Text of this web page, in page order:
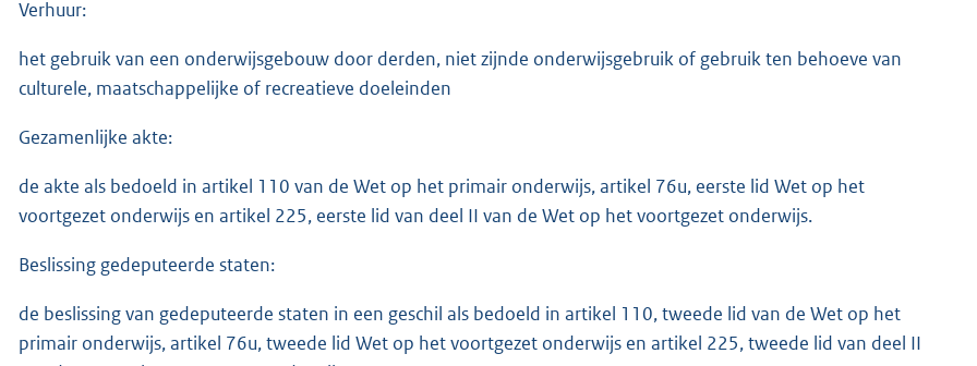
Verhuur:
het gebruik van een onderwijsgebouw door derden, niet zijnde onderwijsgebruik of gebruik ten behoeve van
culturele, maatschappelijke of recreatieve doeleinden
Gezamenlijke akte:
de akte als bedoeld in artikel 110 van de Wet op het primair onderwijs, artikel 76u, eerste lid Wet op het
voortgezet onderwijs en artikel 225, eerste lid van deel II van de Wet op het voortgezet onderwijs.
Beslissing gedeputeerde staten:
de beslissing van gedeputeerde staten in een geschil als bedoeld in artikel 110, tweede lid van de Wet op het
primair onderwijs, artikel 76u, tweede lid Wet op het voortgezet onderwijs en artikel 225, tweede lid van deel II